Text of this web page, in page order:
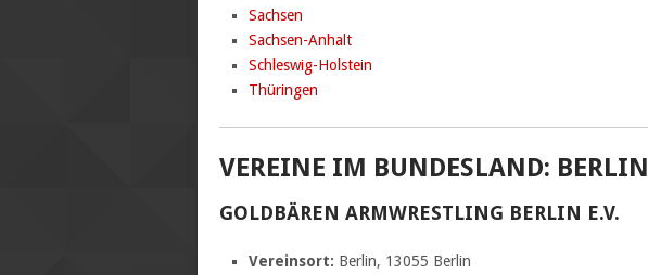
Sachsen
Sachsen-Anhalt
Schleswig-Holstein
Thüringen
VEREINE IM BUNDESLAND: BERLIN
GOLDBÄREN ARMWRESTLING BERLIN E.V.
Vereinsort: Berlin, 13055 Berlin